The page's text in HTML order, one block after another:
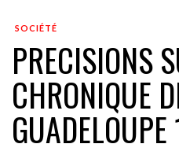
SOCIÉTÉ
PRECISIONS
CHRONIQUE
GUADELOUPE